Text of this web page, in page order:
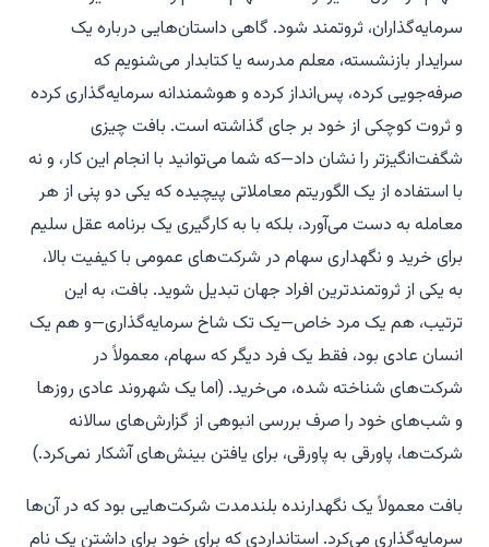
سرمایه‌گذاران، ثروتمند شود. گاهی داستان‌هایی درباره یک
سرایدار بازنشسته، معلم مدرسه یا کتابدار می‌شنویم که
صرفه‌جویی کرده، پس‌انداز کرده و هوشمندانه سرمایه‌گذاری کرده
و ثروت کوچکی از خود بر جای گذاشته است. بافت چیزی
شگفت‌انگیزتر را نشان داد—که شما می‌توانید با انجام این کار، و نه
با استفاده از یک الگوریتم معاملاتی پیچیده که یکی دو پنی از هر
معامله به دست می‌آورد، بلکه با به کارگیری یک برنامه عقل سلیم
برای خرید و نگهداری سهام در شرکت‌های عمومی با کیفیت بالا،
به یکی از ثروتمندترین افراد جهان تبدیل شوید. بافت، به این
ترتیب، هم یک مرد خاص—یک تک شاخ سرمایه‌گذاری—و هم یک
انسان عادی بود، فقط یک فرد دیگر که سهام، معمولاً در
شرکت‌های شناخته شده، می‌خرید. (اما یک شهروند عادی روزها
و شب‌های خود را صرف بررسی انبوهی از گزارش‌های سالانه
شرکت‌ها، پاورقی به پاورقی، برای یافتن بینش‌های آشکار نمی‌کرد.)
بافت معمولاً یک نگهدارنده بلندمدت شرکت‌هایی بود که در آن‌ها
سرمایه‌گذاری می‌کرد. استانداردی که برای خود برای داشتن یک نام